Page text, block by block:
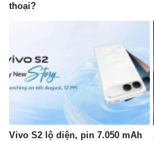
thoại?
Vivo S2 lộ diện, pin 7.050 mAh